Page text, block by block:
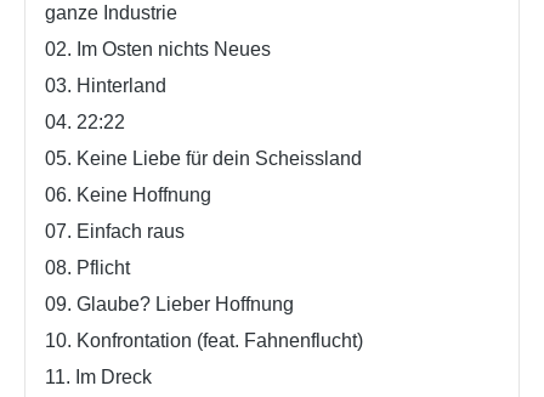
ganze Industrie
02. Im Osten nichts Neues
03. Hinterland
04. 22:22
05. Keine Liebe für dein Scheissland
06. Keine Hoffnung
07. Einfach raus
08. Pflicht
09. Glaube? Lieber Hoffnung
10. Konfrontation (feat. Fahnenflucht)
11. Im Dreck